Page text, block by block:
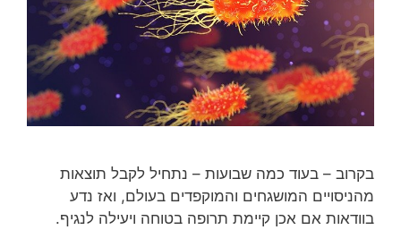
בקרוב – בעוד כמה שבועות – נתחיל לקבל תוצאות
מהניסויים המושגחים והמוקפדים בעולם, ואז נדע
בוודאות אם אכן קיימת תרופה בטוחה ויעילה לנגיף.